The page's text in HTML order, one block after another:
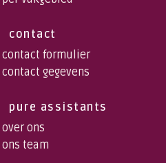
contact
contact formulier
contact gegevens
pure assistants
over ons
ons team